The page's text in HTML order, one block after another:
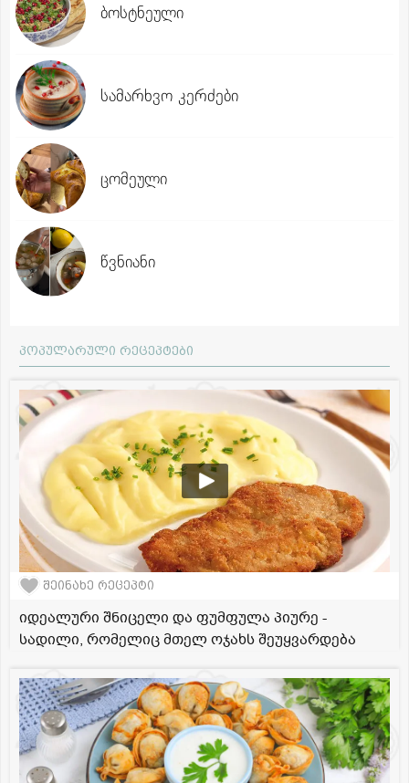
ბოსტნეული
სამარხვო კერძები
ცომეული
წვნიანი
პოპულარული რეცეპტები
შეინახე რეცეპტი
იდეალური შნიცელი და ფუმფულა პიურე -
სადილი, რომელიც მთელ ოჯახს შეუყვარდება